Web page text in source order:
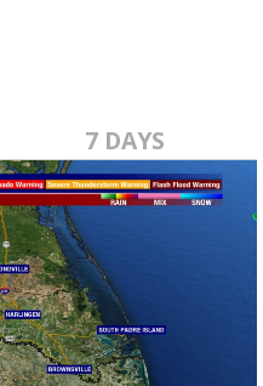
7 DAYS